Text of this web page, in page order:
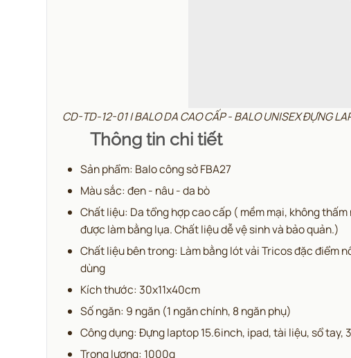
CD-TD-12-01 | BALO DA CAO CẤP - BALO UNISEX ĐỰNG
Thông tin chi tiết
Sản phẩm: Balo công sở FBA27
Màu sắc: đen - nâu - da bò
Chất liệu: Da tổng hợp cao cấp ( mềm mại, không
được làm bằng lụa. Chất liệu dễ vệ sinh và bảo quản.)
Chất liệu bên trong: Làm bằng lót vải Tricos đặc điểm
dùng
Kích thước: 30x11x40cm
Số ngăn: 9 ngăn (1 ngăn chính, 8 ngăn phụ)
Công dụng: Đựng laptop 15.6inch, ipad, tài liệu, sổ tay,
Trọng lượng: 1000g